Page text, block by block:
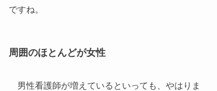
ですね。
周囲のほとんどが女性
男性看護師が増えているといっても、やはりま